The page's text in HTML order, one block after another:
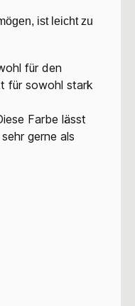
ist leicht zu
für den
für sowohl stark
Farbe lässt
gerne als